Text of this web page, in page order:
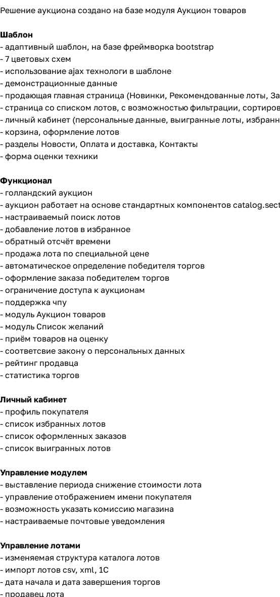
Решение аукциона создано на базе модуля Аукцион товаров
Шаблон
- адаптивный шаблон, на базе фреймворка bootstrap
- 7 цветовых схем
- использование ajax технологи в шаблоне
- демонстрационные данные
- продающая главная страница (Новинки, Рекомендованные лоты,
- страница со списком лотов, с возможностью фильтрации,
- личный кабинет (персональные данные, выигранные лоты,
- корзина, оформление лотов
- разделы Новости, Оплата и доставка, Контакты
- форма оценки техники
Функционал
- голландский аукцион
- аукцион работает на основе стандартных компонентов
- настраиваемый поиск лотов
- добавление лотов в избранное
- обратный отсчёт времени
- продажа лота по специальной цене
- автоматическое определение победителя торгов
- оформление заказа победителем торгов
- ограничение доступа к аукционам
- поддержка чпу
- модуль Аукцион товаров
- модуль Список желаний
- приём товаров на оценку
- соответсвие закону о персональных данных
- рейтинг продавца
- статистика торгов
Личный кабинет
- профиль покупателя
- список избранных лотов
- список оформленных заказов
- список выигранных лотов
Управление модулем
- выставление периода снижение стоимости лота
- управление отображением имени покупателя
- возможность указать комиссию магазина
- настраиваемые почтовые уведомления
Управление лотами
- изменяемая структура каталога лотов
- импорт лотов csv, xml, 1C
- дата начала и дата завершения торгов
- продавец лота